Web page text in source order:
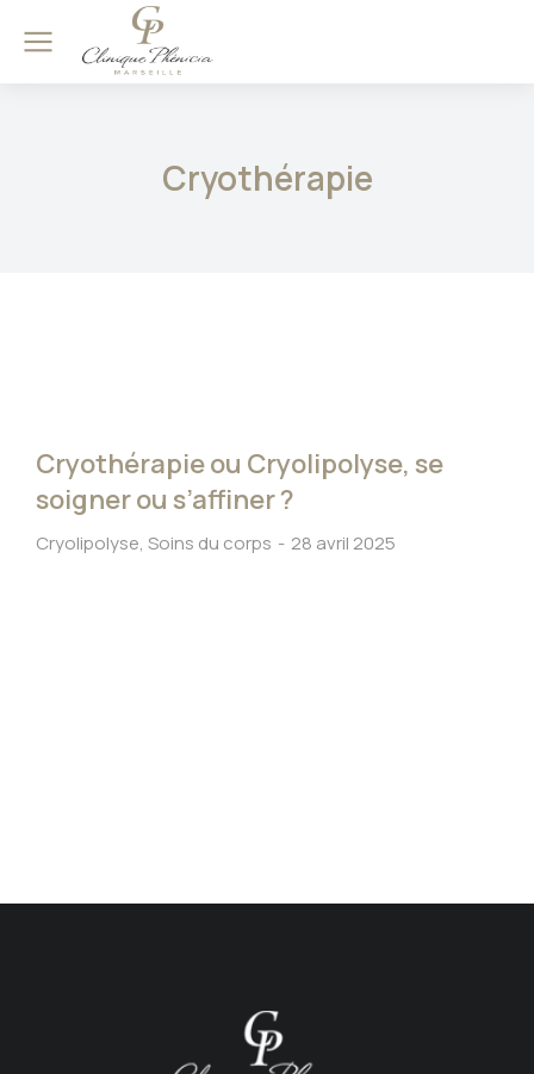
Cryothérapie
Cryothérapie ou Cryolipolyse, se
soigner ou s’affiner ?
Cryolipolyse, Soins du corps 28 avril 2025